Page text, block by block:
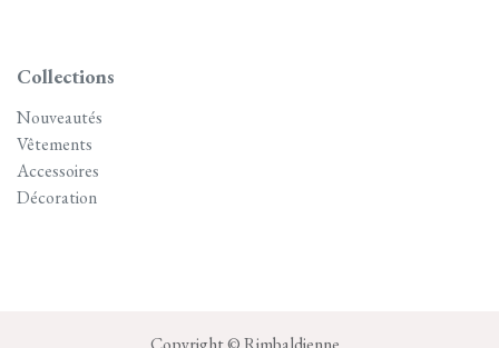
Collections
Nouveautés
Vêtements
Accessoires
Décoration